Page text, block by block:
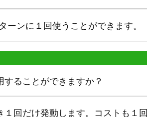
ンに１回使うことができます。
ることができますか？
回だけ発動します。コストも１回